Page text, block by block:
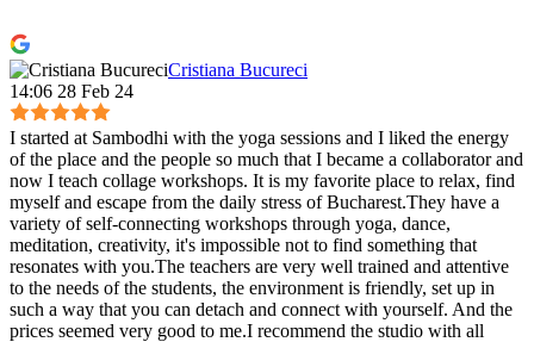
Cristiana Bucureci
14:06 28 Feb 24
I started at Sambodhi with the yoga sessions and I liked the energy
of the place and the people so much that I became a collaborator and
now I teach collage workshops. It is my favorite place to relax, find
myself and escape from the daily stress of Bucharest.They have a
variety of self-connecting workshops through yoga, dance,
meditation, creativity, it's impossible not to find something that
resonates with you.The teachers are very well trained and attentive
to the needs of the students, the environment is friendly, set up in
such a way that you can detach and connect with yourself. And the
prices seemed very good to me.I recommend the studio with all